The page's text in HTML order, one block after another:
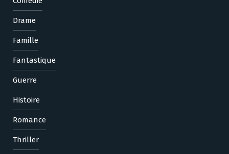
Drame
Famille
Fantastique
Guerre
Histoire
Romance
Thriller